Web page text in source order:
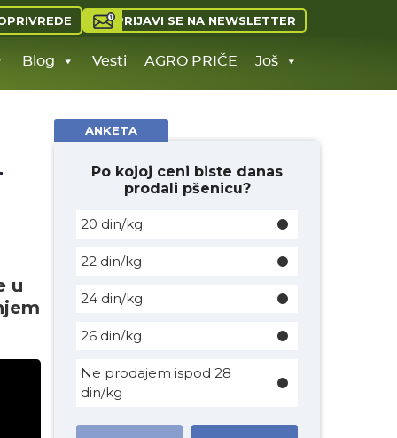
PRIJAVI SE NA NEWSLETTER
Blog Vesti AGRO PRIČE Još
u
ANKETA
Po kojoj ceni biste danas
prodali pšenicu?
20 din/kg
22 din/kg
24 din/kg
26 din/kg
Ne prodajem ispod 28
din/kg